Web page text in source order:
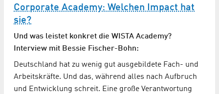
Corporate Academy: Welchen Impact hat
sie?
Und was leistet konkret die WISTA Academy?
Interview mit Bessie Fischer-Bohn:
Deutschland hat zu wenig gut ausgebildete Fach- und
Arbeitskräfte. Und das, während alles nach Aufbruch
und Entwicklung schreit. Eine große Verantwortung